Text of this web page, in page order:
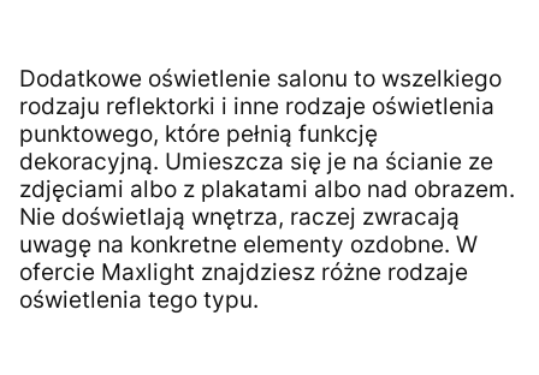
Dodatkowe oświetlenie salonu to wszelkiego
rodzaju reflektorki i inne rodzaje oświetlenia
punktowego, które pełnią funkcję
dekoracyjną. Umieszcza się je na ścianie ze
zdjęciami albo z plakatami albo nad obrazem.
Nie doświetlają wnętrza, raczej zwracają
uwagę na konkretne elementy ozdobne. W
ofercie Maxlight znajdziesz różne rodzaje
oświetlenia tego typu.